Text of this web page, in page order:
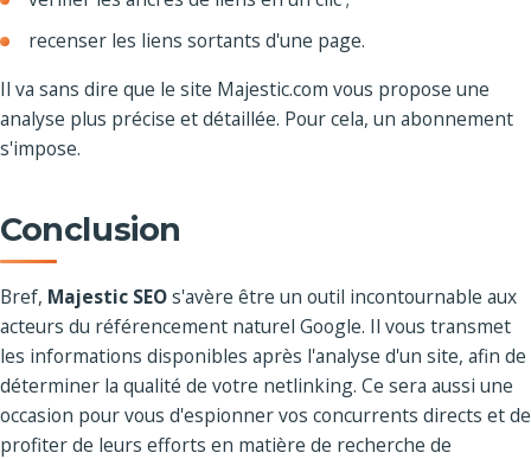
recenser les liens sortants d'une page.
Il va sans dire que le site Majestic.com vous propose une
analyse plus précise et détaillée. Pour cela, un abonnement
s'impose.
Conclusion
Bref, Majestic SEOs'avère être un outil incontournable aux
acteurs du référencement naturel Google. Il vous transmet
les informations disponibles après l'analyse d'un site, afin de
déterminer la qualité de votre netlinking. Ce sera aussi une
occasion pour vous d'espionner vos concurrents directs et de
profiter de leurs efforts en matière de recherche de